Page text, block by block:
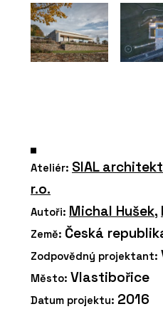
Ateliér: SIAL
r.o.
Autoři: Michal Hušek,
Země: Česká
Zodpovědný projektant:
Město: Vlastibořice
Datum projektu: 2016